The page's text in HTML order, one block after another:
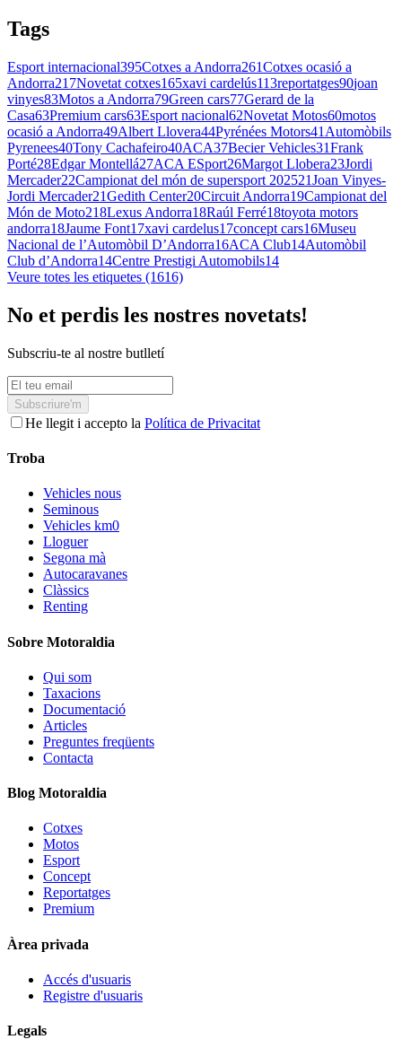
Tags
Esport internacional395Cotxes a Andorra261Cotxes ocasió a
Andorra217Novetat cotxes165xavi cardelús113reportatges90joan
vinyes83Motos a Andorra79Green cars77Gerard de la
Casa63Premium cars63Esport nacional62Novetat Motos60motos
ocasió a Andorra49Albert Llovera44Pyrénées Motors41 Automòbils
Pyrenees40Tony Cachafeiro40ACA37Becier Vehicles31Frank
Porté28Edgar Montellá27ACA ESport26Margot Llobera23Jordi
Mercader22Campionat del món de supersport 202521Joan Vinyes-
Jordi Mercader21Gedith Center20Circuit Andorra19Campionat del
Món de Moto218Lexus Andorra18Raúl Ferré18toyota motors
andorra18Jaume Font17xavi cardelus17concept cars16Museu
Nacional de l’Automòbil D’Andorra16ACA Club14Automòbil
Club d’Andorra14Centre Prestigi Automobils14
Veure totes les etiquetes (1616)
No et perdis les nostres novetats!
Subscriu-te al nostre butlletí
Subscriure'm
He llegit i accepto la Política de Privacitat
Troba
Vehicles nous
Seminous
Vehicles km0
Lloguer
Segona mà
Autocaravanes
Clàssics
Renting
Sobre Motoraldia
Qui som
Taxacions
Documentació
Articles
Preguntes freqüents
Contacta
Blog Motoraldia
Cotxes
Motos
Esport
Concept
Reportatges
Premium
Àrea privada
Accés d'usuaris
Registre d'usuaris
Legals